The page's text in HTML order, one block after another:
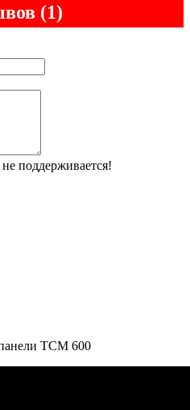
(1)
поддерживается!
ТСМ 600